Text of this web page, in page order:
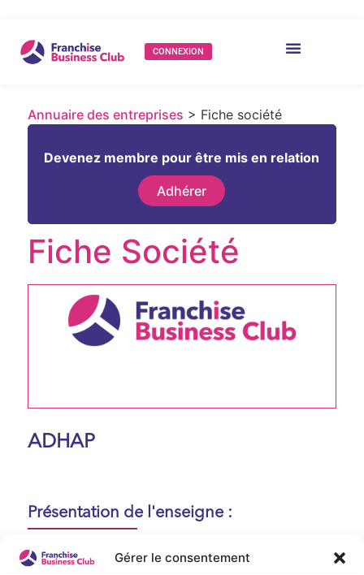
Gérer le consentement
CONNEXION
Annuaire des entreprises > Fiche société
Devenez membre pour être mis en relation
Adhérer
Fiche Société
ADHAP
Présentation de l'enseigne :
Aucune présentation n'est disponible
actuellement !